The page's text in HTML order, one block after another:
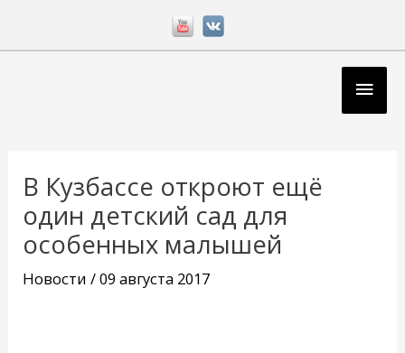
В Кузбассе откроют ещё
один детский сад для
особенных малышей
Новости /09 августа 2017
записям